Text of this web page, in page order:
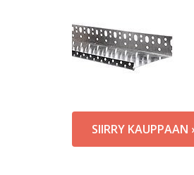
SIIRRY KAUPPAAN